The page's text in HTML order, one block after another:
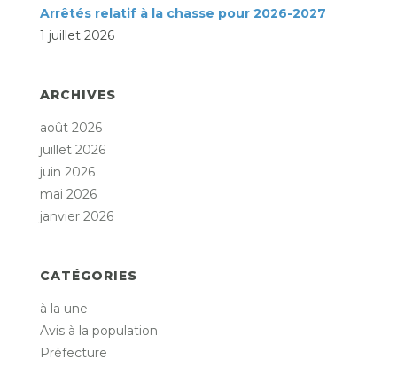
Arrêtés relatif à la chasse pour 2026-2027
1 juillet 2026
ARCHIVES
août 2026
juillet 2026
juin 2026
mai 2026
janvier 2026
CATÉGORIES
à la une
Avis à la population
Préfecture